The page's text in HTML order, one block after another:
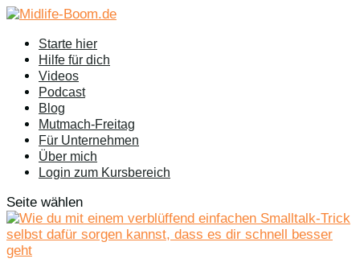
Starte hier
Hilfe für dich
Videos
Podcast
Blog
Mutmach-Freitag
Für Unternehmen
Über mich
Login zum Kursbereich
Seite wählen